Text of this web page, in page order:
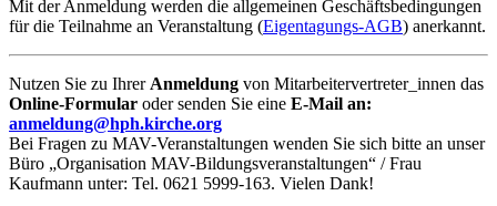
Mit der Anmeldung werden die allgemeinen Geschäftsbedingungen
für die Teilnahme an Veranstaltung (Eigentagungs-AGB) anerkannt.
Nutzen Sie zu Ihrer Anmeldung von Mitarbeitervertreter_innen das
Online-Formular oder senden Sie eine E-Mail an:
anmeldung@hph.kirche.org
Bei Fragen zu MAV-Veranstaltungen wenden Sie sich bitte an unser
Büro „Organisation MAV-Bildungsveranstaltungen“ / Frau
Kaufmann unter: Tel. 0621 5999-163. Vielen Dank!